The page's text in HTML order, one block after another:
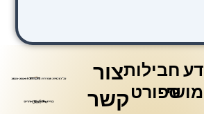
חבילות
ספורט
צור
קשר